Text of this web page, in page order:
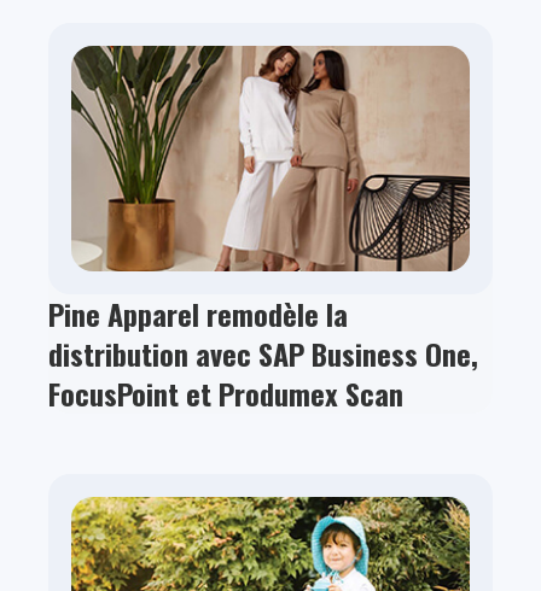
Pine Apparel remodèle la
distribution avec SAP Business One,
FocusPoint et Produmex Scan